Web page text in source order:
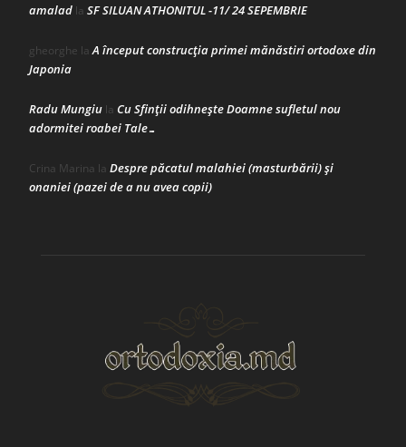
amalad la SF SILUAN ATHONITUL -11/ 24 SEPEMBRIE
gheorghe laA început construcţia primei mănăstiri ortodoxe din
Japonia
Radu Mungiu la Cu Sfinții odihnește Doamne sufletul nou
adormitei roabei Tale…
Crina Marina la Despre păcatul malahiei (masturbării) şi
onaniei (pazei de a nu avea copii)